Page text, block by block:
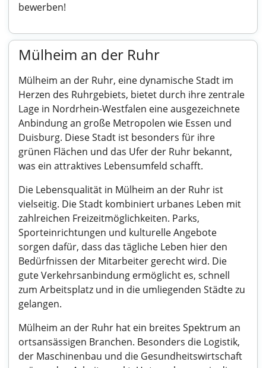
bewerben!
Mülheim an der Ruhr
Mülheim an der Ruhr, eine dynamische Stadt im
Herzen des Ruhrgebiets, bietet durch ihre zentrale
Lage in Nordrhein-Westfalen eine ausgezeichnete
Anbindung an große Metropolen wie Essen und
Duisburg. Diese Stadt ist besonders für ihre
grünen Flächen und das Ufer der Ruhr bekannt,
was ein attraktives Lebensumfeld schafft.
Die Lebensqualität in Mülheim an der Ruhr ist
vielseitig. Die Stadt kombiniert urbanes Leben mit
zahlreichen Freizeitmöglichkeiten. Parks,
Sporteinrichtungen und kulturelle Angebote
sorgen dafür, dass das tägliche Leben hier den
Bedürfnissen der Mitarbeiter gerecht wird. Die
gute Verkehrsanbindung ermöglicht es, schnell
zum Arbeitsplatz und in die umliegenden Städte zu
gelangen.
Mülheim an der Ruhr hat ein breites Spektrum an
ortsansässigen Branchen. Besonders die Logistik,
der Maschinenbau und die Gesundheitswirtschaft